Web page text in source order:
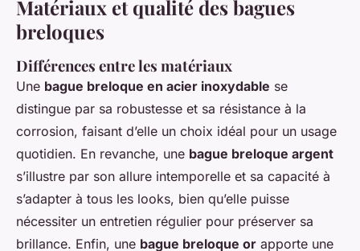
Matériaux et qualité des bagues
breloques
Différences entre les matériaux
Une bague breloque en acier inoxydable se
distingue par sa robustesse et sa résistance à la
corrosion, faisant d’elle un choix idéal pour un usage
quotidien. En revanche, une bague breloque argent
s’illustre par son allure intemporelle et sa capacité à
s’adapter à tous les looks, bien qu’elle puisse
nécessiter un entretien régulier pour préserver sa
brillance. Enfin, une bague breloque or apporte une